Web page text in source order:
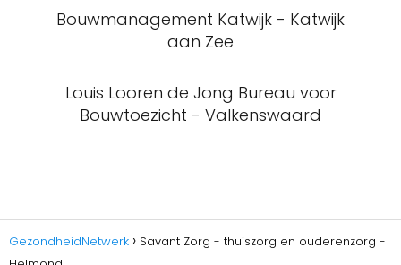
Bouwmanagement Katwijk - Katwijk
aan Zee
Louis Looren de Jong Bureau voor
Bouwtoezicht - Valkenswaard
GezondheidNetwerk
Savant Zorg - thuiszorg en ouderenzorg -